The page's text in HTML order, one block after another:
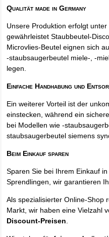
Qualität made in Germany
Unsere Produktion erfolgt
gewährleistet Staubbeutel-
Microvlies-Beutel eignen sich
-staubsaugerbeutel miele-, -
legen.
Einfache Handhabung und
Ein weiterer Vorteil ist der
einstecken, während ein
bei Modellen wie -
staubsaugerbeutel siemens
Beim Einkauf sparen
Sparen Sie bei Ihrem Einkauf
Sprendlingen, wir garantieren
Als spezialisierter Online-Shop
Markt, wir haben eine Vielzahl
Discount-Preisen.